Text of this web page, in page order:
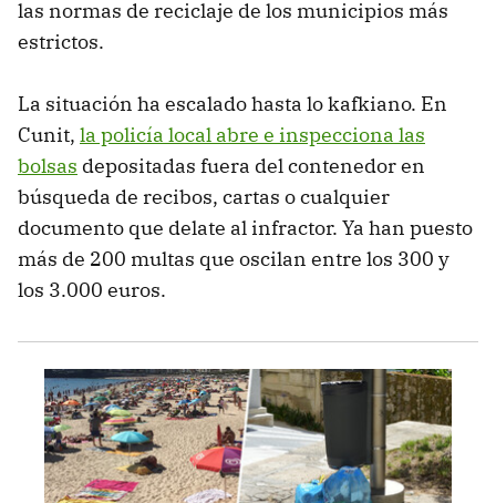
las normas de reciclaje de los municipios más
estrictos.
La situación ha escalado hasta lo kafkiano. En
Cunit, la policía local abre e inspecciona las
bolsas depositadas fuera del contenedor en
búsqueda de recibos, cartas o cualquier
documento que delate al infractor. Ya han puesto
más de 200 multas que oscilan entre los 300 y
los 3.000 euros.